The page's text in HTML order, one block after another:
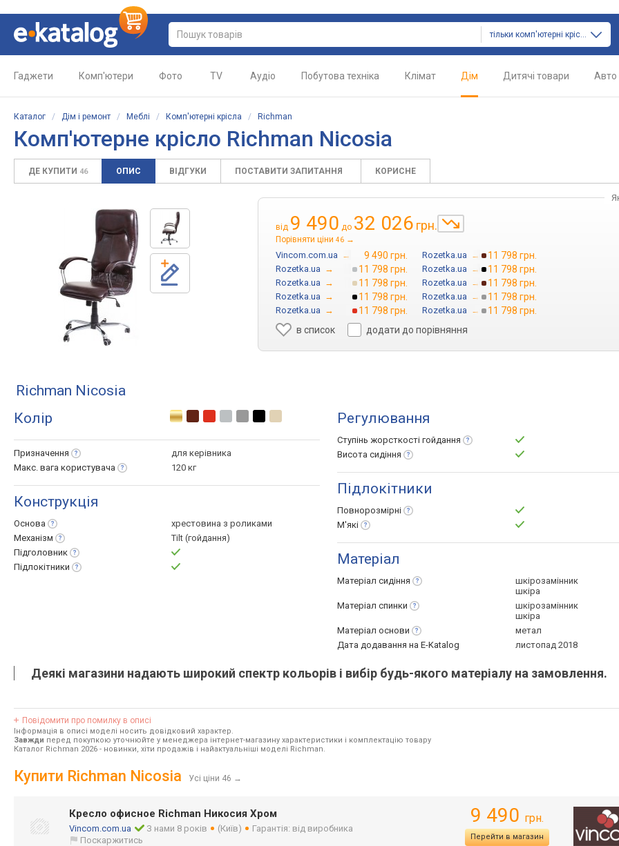
тільки комп'ютерні крісла
Гаджети Комп'ютери Фото TV Аудіо Побутова техніка Клімат Дім Дитячі товари Авто
Каталог / Дім і ремонт / Меблі / Комп'ютерні крісла / Richman
Комп'ютерне крісло Richman Nicosia
ДЕ КУПИТИ 46 ОПИС ВІДГУКИ ПОСТАВИТИ ЗАПИТАННЯ КОРИСНЕ
від 9 490 до 32 026 грн.
Порівняти ціни 46 →
Vincom.com.ua → 9 490 грн. Rozetka.ua → 11 798 грн.
Rozetka.ua → 11 798 грн. Rozetka.ua → 11 798 грн.
Rozetka.ua → 11 798 грн. Rozetka.ua → 11 798 грн.
Rozetka.ua → 11 798 грн. Rozetka.ua → 11 798 грн.
Rozetka.ua → 11 798 грн. Rozetka.ua →
11 798 грн.
в список
додати до порівняння
Richman Nicosia
Колір
Призначення
для керівника
Макс. вага користувача 120 кг
Конструкція
Основа
хрестовина з роликами
Механізм
Tilt (гойдання)
Підголовник
Підлокітники
Регулювання
Ступінь жорсткості гойдання
Висота сидіння
Підлокітники
Повнорозмірні
М'які
Матеріал
Матеріал сидіння
шкірозамінник
шкіра
Матеріал спинки
шкірозамінник
шкіра
Матеріал основи
метал
Дата додавання на E-Katalog
листопад 2018
Деякі магазини надають широкий спектр кольорів і вибір будь-якого матеріалу на замовлення.
Повідомити про помилку в описі
Інформація в описі моделі носить довідковий характер.
Завжди перед покупкою уточнюйте у менеджера інтернет-магазину характеристики і комплектацію товару
Каталог Richman 2026 - новинки, хіти продажів і найактуальніші моделі Richman.
Купити Richman Nicosia Усі ціни 46 →
Кресло офисное Richman Никосия Хром
Vincom.com.ua З нами 8 років (Київ)
Гарантія: від виробника
Поскаржитись
9 490 грн.
Перейти в магазин